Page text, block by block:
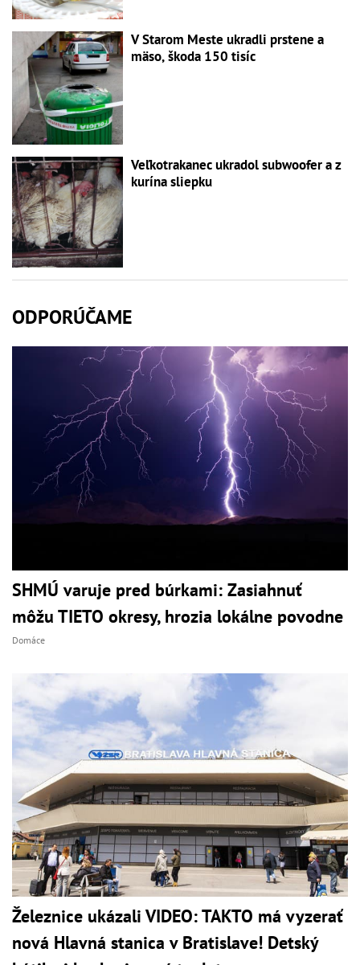
V Starom Meste ukradli prstene a
mäso, škoda 150 tisíc
Veľkotrakanec ukradol subwoofer a z
kurína sliepku
ODPORÚČAME
SHMÚ varuje pred búrkami: Zasiahnuť
môžu TIETO okresy, hrozia lokálne povodne
Domáce
Železnice ukázali VIDEO: TAKTO má vyzerať
nová Hlavná stanica v Bratislave! Detský